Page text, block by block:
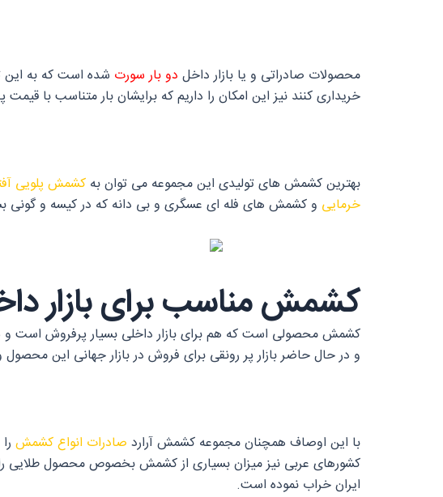
محصولات صادراتی و یا بازار داخل دو بار سورت شده است که به این
خریداری کنند نیز این امکان را داریم که برایشان بار متناسب با قیمت
بهترین کشمش های تولیدی این مجموعه می توان به کشمش پلویی
خرمایی و کشمش های فله ای عسگری و بی دانه که در کیسه و گونی
کشمش مناسب برای بازار
کشمش محصولی است که هم برای بازار داخلی بسیار پرفروش است و هم برای صادرات که البته
و در حال حاضر بازار پر رونقی برای فروش در بازار جهانی این محصول
با این اوصاف همچنان مجموعه کشمش آرارد صادرات انواع کشمش
کشورهای عربی نیز میزان بسیاری از کشمش بخصوص محصول طلایی را
ایران خراب نموده است.